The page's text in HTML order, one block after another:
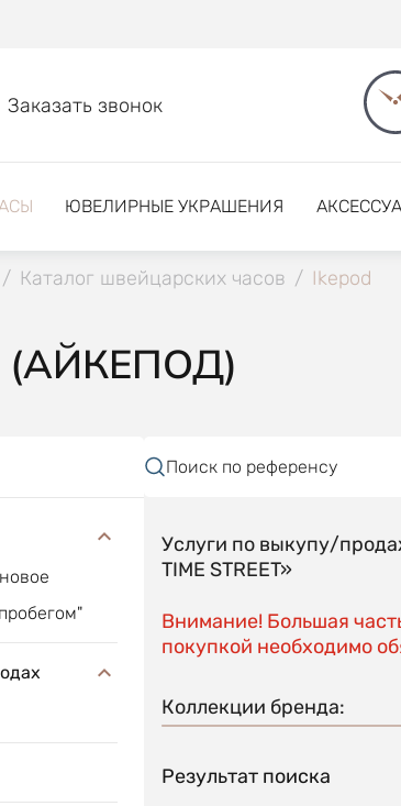
Заказать звонок
ЮВЕЛИРНЫЕ УКРАШЕНИЯ
/ Каталог швейцарских часов / Ikepod
(АЙКЕПОД)
Поиск по референсу
Услуги по выкупу/
TIME STREET»
Внимание! Большая
покупкой необходимо
Коллекции бренда:
Результат поиска